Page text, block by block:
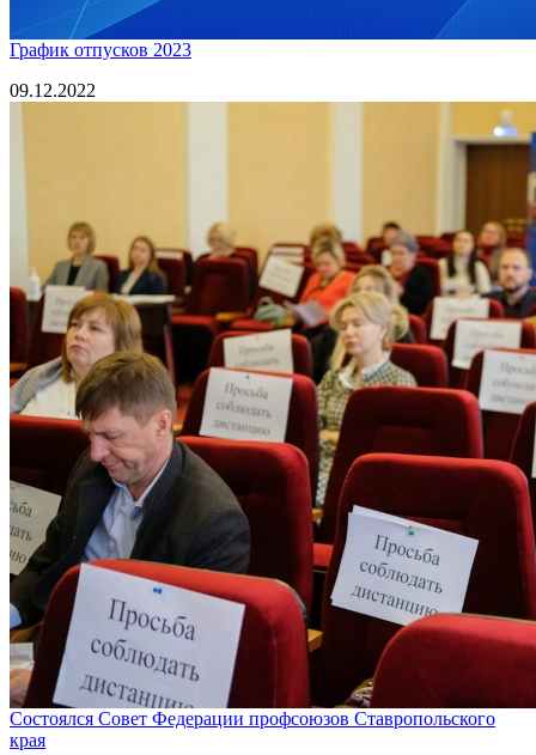
График отпусков 2023
09.12.2022
Состоялся Совет Федерации профсоюзов Ставропольского
края